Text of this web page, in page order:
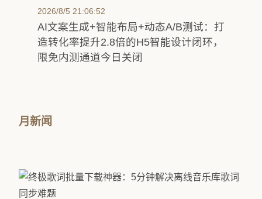
2026/8/5 21:06:52
AI文案生成+智能布局+动态A/B测试：打
造转化率提升2.8倍的H5智能设计闭环，
限免内测通道今日关闭
月新闻